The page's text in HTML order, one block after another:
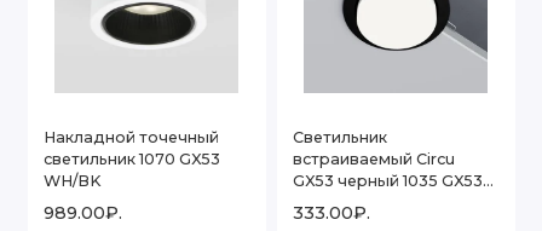
Накладной точечный
светильник 1070 GX53
WH/BK
989.00₽.
Светильник
встраиваемый Circu
GX53 черный 1035 GX53
333.00₽.